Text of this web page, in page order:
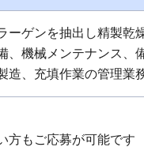
ーゲンを抽出し精製乾
、機械メンテナンス、
造、充填作業の管理業
方もご応募が可能です